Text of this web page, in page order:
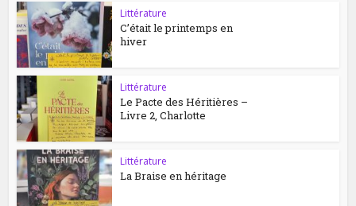
Littérature
C’était le printemps en
hiver
Littérature
Le Pacte des Héritières –
Livre 2, Charlotte
Littérature
La Braise en héritage